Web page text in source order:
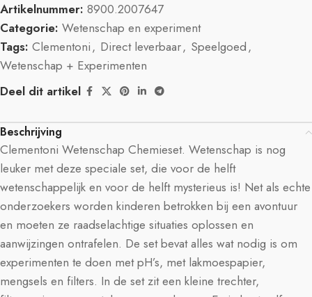
Artikelnummer: 8900.2007647
Categorie: Wetenschap en experiment
Tags: Clementoni, Direct leverbaar, Speelgoed,
Wetenschap + Experimenten
Deel dit artikel
Beschrijving
Clementoni Wetenschap Chemieset. Wetenschap is nog
leuker met deze speciale set, die voor de helft
wetenschappelijk en voor de helft mysterieus is! Net als echte
onderzoekers worden kinderen betrokken bij een avontuur
en moeten ze raadselachtige situaties oplossen en
aanwijzingen ontrafelen. De set bevat alles wat nodig is om
experimenten te doen met pH’s, met lakmoespapier,
mengsels en filters. In de set zit een kleine trechter,